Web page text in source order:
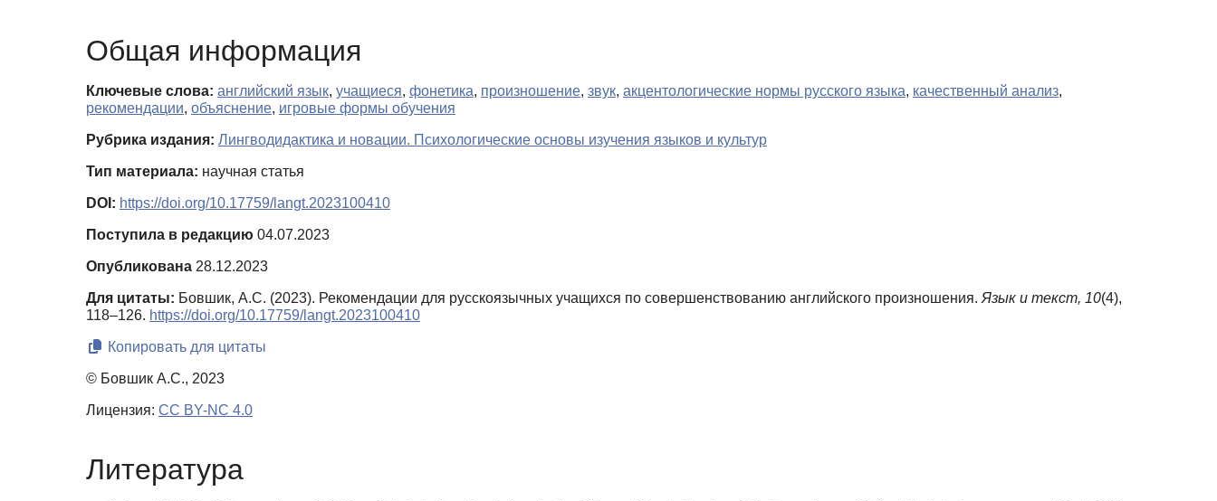
Общая информация
Ключевые слова: английский язык, учащиеся, фонетика, произношение, звук, акцентологические нормы русского языка, качественный анализ,
рекомендации, объяснение, игровые формы обучения
Рубрика издания: Лингводидактика и новации. Психологические основы изучения языков и культур
Тип материала: научная статья
DOI: https://doi.org/10.17759/langt.2023100410
Поступила в редакцию 04.07.2023
Опубликована 28.12.2023
Для цитаты: Бовшик, А.С. (2023). Рекомендации для русскоязычных учащихся по совершенствованию английского произношения. Язык и текст, 10(4),
118–126. https://doi.org/10.17759/langt.2023100410
Копировать для цитаты
© Бовшик А.С., 2023
Лицензия: CC BY-NC 4.0
Литература